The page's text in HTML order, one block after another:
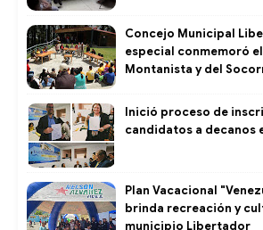
Concejo Municipal
especial conmemoró
Montanista y del
Inició proceso de
candidatos a decanos
Plan Vacacional
brinda recreación y
municipio Libertador